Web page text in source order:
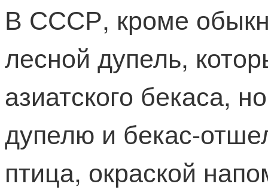
В СССР, кроме
лесной дупель,
азиатского бекаса,
дупелю и бекас-
птица, окраской